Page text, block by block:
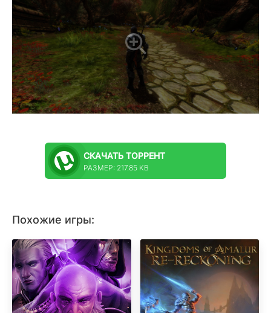
СКАЧАТЬ ТОРРЕНТ
РАЗМЕР: 217.85 KB
Похожие игры: